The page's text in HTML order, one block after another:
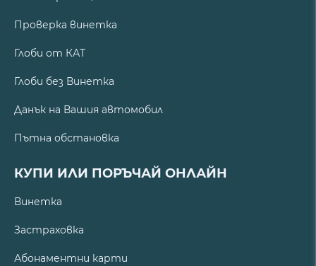
Проверка винетка
Глоби от КАТ
Глоби без Винетка
Данък на Вашия автомобил
Пътна обстановка
КУПИ ИЛИ ПОРЪЧАЙ ОНЛАЙН
Винетка
Застраховка
Абонаментни карти